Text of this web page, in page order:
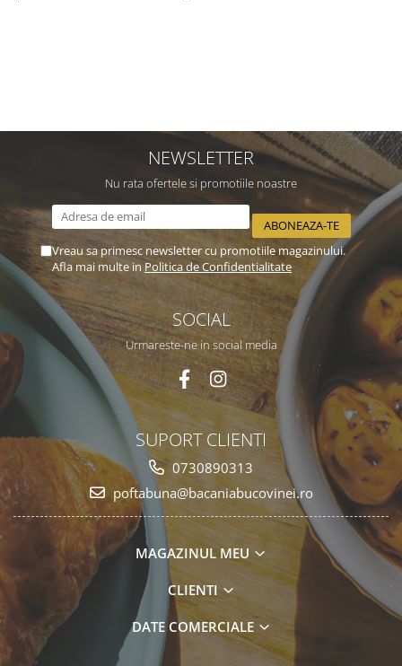
NEWSLETTER
Nu rata ofertele si promotiile noastre
Vreau sa primesc newsletter cu promotiile magazinului.
Afla mai multe inPolitica de Confidentialitate
SOCIAL
Urmareste-ne in social media
SUPORT CLIENTI
0730890313
poftabuna@bacaniabucovinei.ro
MAGAZINUL MEU
CLIENTI
DATE COMERCIALE